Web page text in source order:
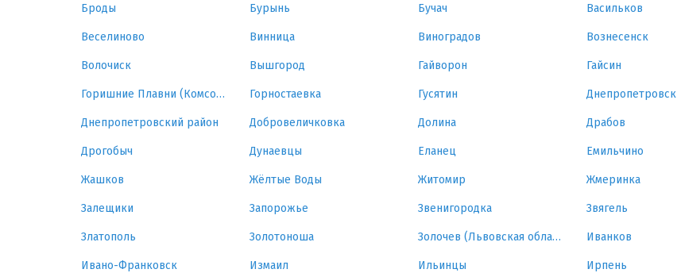
Броды Бурынь Бучач Васильков
Веселиново Винница Виноградов Вознесенск
Волочиск Вышгород Гайворон Гайсин
Горишние Плавни (Комсомольск) Горностаевка Гусятин Днепропетровск
Днепропетровский район Добровеличковка Долина Драбов
Дрогобыч Дунаевцы Еланец Емильчино
Жашков Жёлтые Воды Житомир Жмеринка
Залещики Запорожье Звенигородка Звягель
Златополь Золотоноша Золочев (Львовская область) Иванков
Ивано-Франковск Измаил Ильинцы Ирпень